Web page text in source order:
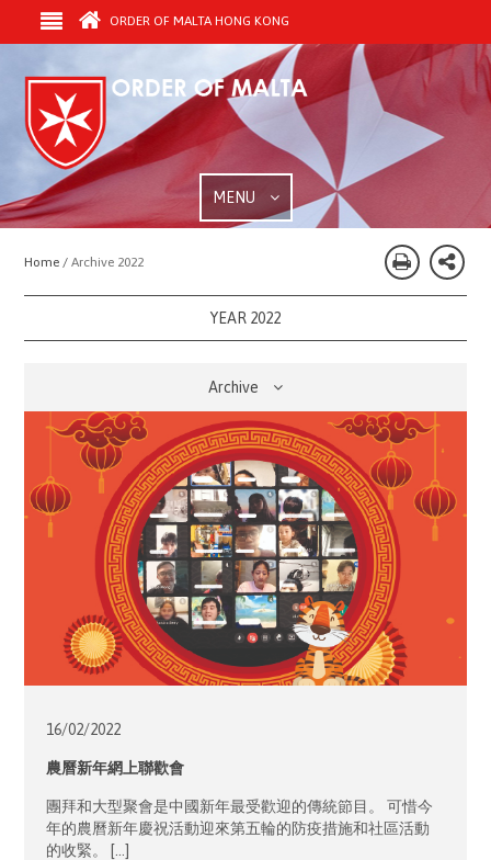
ORDER OF MALTA HONG KONG
MENU
Home / Archive 2022
YEAR 2022
Archive
16/02/2022
農曆新年網上聯歡會
團拜和大型聚會是中國新年最受歡迎的傳統節目。 可惜今
年的農曆新年慶祝活動迎來第五輪的防疫措施和社區活動
的收緊。 […]